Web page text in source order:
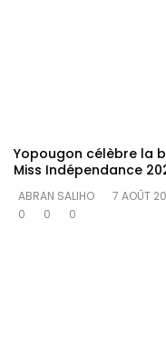
Yopougon célèbre la
Miss Indépendance
ABRAN SALIHO
7 AOÛT
0
0 0